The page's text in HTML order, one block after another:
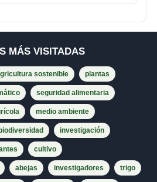
MÁS VISITADAS
sostenible plantas
seguridad alimentaria
medio ambiente
biodiversidad investigación
cultivo
abejas investigadores trigo